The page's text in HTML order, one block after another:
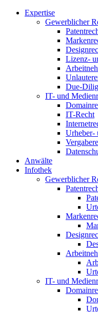
Expertise
Gewerblicher
Lizenz-
Due-
IT- und
IT-Recht
Urheber-
Anwälte
Infothek
Gewerblicher
IT- und